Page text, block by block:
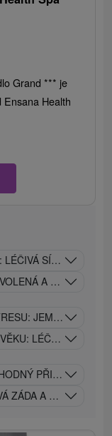
Grand *** je
Health
SÍLA
A
JEMNÝ
LÉČEBNÝ
PŘI
ZÁDA A KLOUBY: